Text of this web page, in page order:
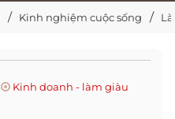
Kinh nghiệm cuộc sống
Kinh doanh - làm giàu